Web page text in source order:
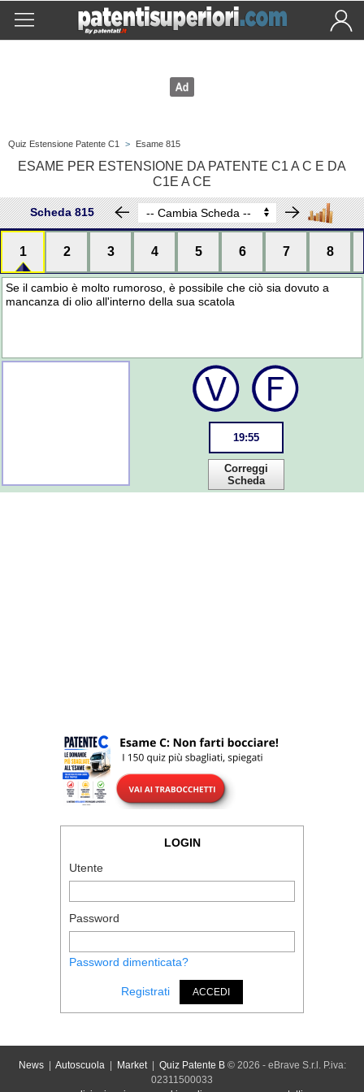
Quiz Estensione Patente C1 > Esame 815
ESAME PER ESTENSIONE DA PATENTE C1 A C E DA
C1E A CE
Scheda 815
1 2 3 4 5 6 7 8
Se il cambio è molto rumoroso, è possibile che ciò sia dovuto a
mancanza di olio all'interno della sua scatola
19:55
Correggi
Scheda
LOGIN
Utente
Password
Password dimenticata?
Registrati ACCEDI
News| Autoscuola| Market| Quiz Patente B© 2026 - eBrave S.r.l. P.iva:
02311500033